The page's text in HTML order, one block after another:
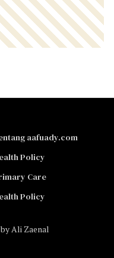
byAli Zaenal
aafuady.com
Policy
Care
Policy